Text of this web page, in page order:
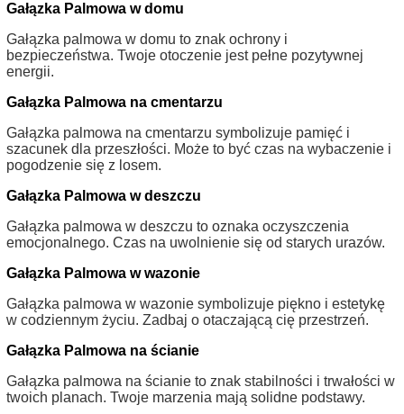
Gałązka Palmowa w domu
Gałązka palmowa w domu to znak ochrony i
bezpieczeństwa. Twoje otoczenie jest pełne pozytywnej
energii.
Gałązka Palmowa na cmentarzu
Gałązka palmowa na cmentarzu symbolizuje pamięć i
szacunek dla przeszłości. Może to być czas na wybaczenie i
pogodzenie się z losem.
Gałązka Palmowa w deszczu
Gałązka palmowa w deszczu to oznaka oczyszczenia
emocjonalnego. Czas na uwolnienie się od starych urazów.
Gałązka Palmowa w wazonie
Gałązka palmowa w wazonie symbolizuje piękno i estetykę
w codziennym życiu. Zadbaj o otaczającą cię przestrzeń.
Gałązka Palmowa na ścianie
Gałązka palmowa na ścianie to znak stabilności i trwałości w
twoich planach. Twoje marzenia mają solidne podstawy.